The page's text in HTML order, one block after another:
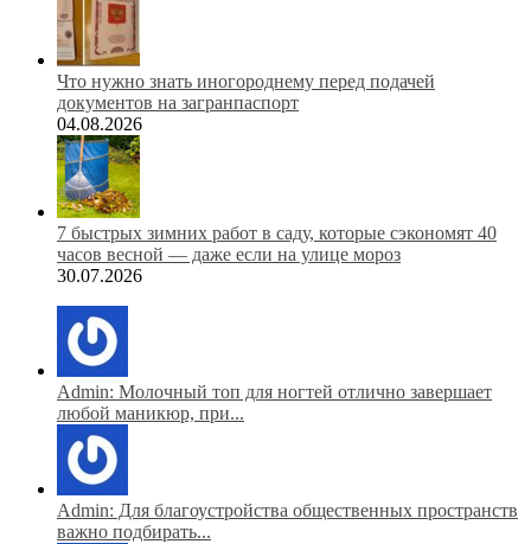
Что нужно знать иногороднему перед подачей
документов на загранпаспорт
04.08.2026
7 быстрых зимних работ в саду, которые сэкономят 40
часов весной — даже если на улице мороз
30.07.2026
Admin: Молочный топ для ногтей отлично завершает
любой маникюр, при...
Admin: Для благоустройства общественных пространств
важно подбирать...